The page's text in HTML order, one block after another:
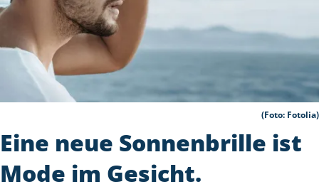
(Foto: Fotolia)
Eine neue Sonnenbrille ist
Mode im Gesicht.